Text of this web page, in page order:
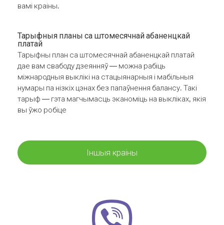
вамі краіны.
Тарыфныя планы са штомесячнай абаненцкай
платай
Тарыфны план са штомесячнай абаненцкай платай
дае вам свабоду дзеянняў — можна рабіць
міжнародныя выклікі на стацыянарныя і мабільныя
нумары па нізкіх цэнах без папаўнення балансу. Такі
тарыф — гэта магчымасць эканоміць на выкліках, якія
вы ўжо робіце
Іншыя краіны